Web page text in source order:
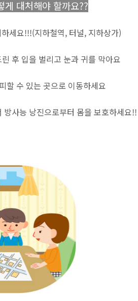
게 대처해야 할까요??
세요!!!(지하철역, 터널, 지하상가)
후 입을 벌리고 눈과 귀를 막아요
할 수 있는 곳으로 이동하세요
방사능 낭진으로부터 몸을 보호하세요!!